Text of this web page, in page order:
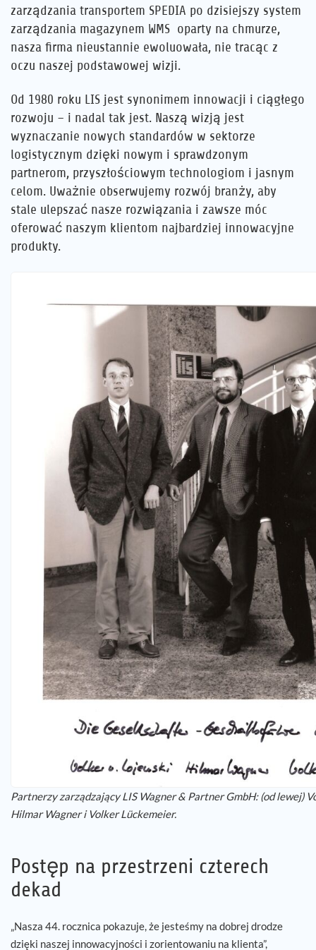
zarządzania transportem SPEDIA po dzisiejszy system
zarządzania magazynem WMS oparty na chmurze,
nasza firma nieustannie ewoluowała, nie tracąc z
oczu naszej podstawowej wizji.
Od 1980 roku LIS jest synonimem innowacji i ciągłego
rozwoju – i nadal tak jest. Naszą wizją jest
wyznaczanie nowych standardów w sektorze
logistycznym dzięki nowym i sprawdzonym
partnerom, przyszłościowym technologiom i jasnym
celom. Uważnie obserwujemy rozwój branży, aby
stale ulepszać nasze rozwiązania i zawsze móc
oferować naszym klientom najbardziej innowacyjne
produkty.
Partnerzy zarządzający LIS Wagner & Partner GmbH: (od lewej)
Hilmar Wagner i Volker Lückemeier.
Postęp na przestrzeni czterech
dekad
„Nasza 44. rocznica pokazuje, że jesteśmy na dobrej drodze
dzięki naszej innowacyjności i zorientowaniu na klienta”,